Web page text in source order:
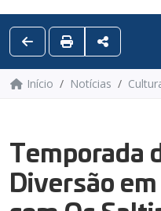
Início Notícias
Temporada
Diversão